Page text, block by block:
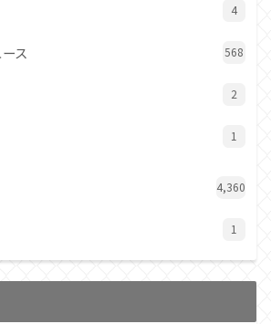
4
ス 568
2
1
4,360
1